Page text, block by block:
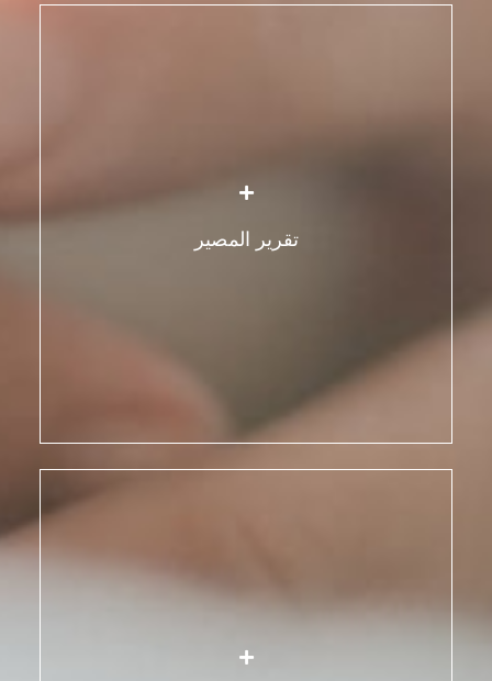
تقرير المصير
تعزيز تنمية استقلالية، وإبداع وحرية المرأة.
الاعتراف بكامل إمكانياتها لإدارة حياتها واتخاذ القرارات
تشجيع المرأة على اكتساب رؤية أوسع للتنشئة
الإيمان بالمساواة في الحقوق والتضامن الجماعي.